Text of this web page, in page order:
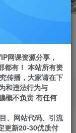
长招募
推荐
小时自动赚钱
网课资源分享，
都有！ 本站所有资
传播，大家请在下
和违法行为与
概不负责 有任何
、网站代码、引流
更新20-30优质付